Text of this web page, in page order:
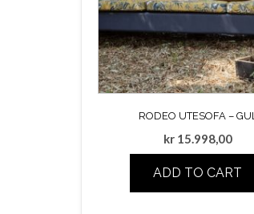
RODEO UTESOFA – GUL
kr15.998,00
ADD TO CART